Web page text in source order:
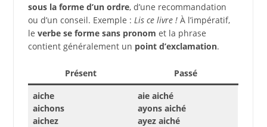
sous la forme d’un ordre, d’une recommandation
ou d’un conseil. Exemple : Lis ce livre !À l’impératif,
le verbe se forme sans pronom et la phrase
contient généralement un point d’exclamation.
Présent
Passé
aiche
aichons
aichez
aie aiché
ayons aiché
ayez aiché